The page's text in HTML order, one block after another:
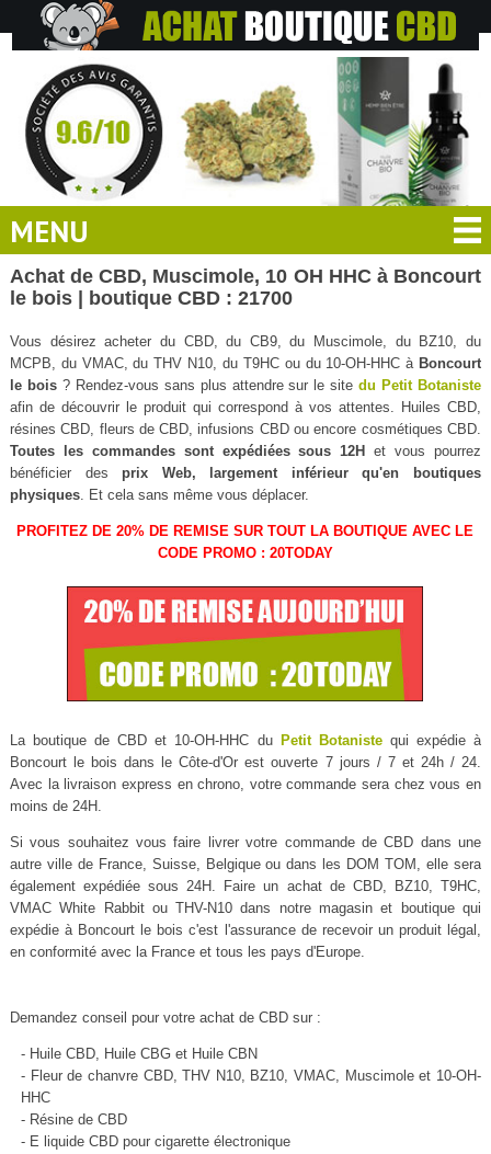
MENU
Achat de CBD, Muscimole, 10 OH HHC à Boncourt
le bois | boutique CBD : 21700
Vous désirez acheter du CBD, du CB9, du Muscimole, du BZ10, du
MCPB, du VMAC, du THV N10, du T9HC ou du 10-OH-HHC à Boncourt
le bois? Rendez-vous sans plus attendre sur le sitedu Petit Botaniste
afin de découvrir le produit qui correspond à vos attentes. Huiles CBD,
résines CBD, fleurs de CBD, infusions CBD ou encore cosmétiques CBD.
Toutes les commandes sont expédiées sous 12H
et vous pourrez
bénéficier des prix Web, largement inférieur qu'en boutiques
physiques. Et cela sans même vous déplacer.
PROFITEZ DE 20% DE REMISE SUR TOUT LA BOUTIQUE AVEC LE
CODE PROMO : 20TODAY
La boutique de CBD et 10-OH-HHC du Petit Botanistequi expédie à
Boncourt le bois dans le Côte-d'Or est ouverte 7 jours / 7 et 24h / 24.
Avec la livraison express en chrono, votre commande sera chez vous en
moins de 24H.
Si vous souhaitez vous faire livrer votre commande de CBD dans une
autre ville de France, Suisse, Belgique ou dans les DOM TOM, elle sera
également expédiée sous 24H. Faire un achat de CBD, BZ10, T9HC,
VMAC White Rabbit ou THV-N10 dans notre magasin et boutique qui
expédie à Boncourt le bois c'est l'assurance de recevoir un produit légal,
en conformité avec la France et tous les pays d'Europe.
Demandez conseil pour votre achat de CBD sur :
- Huile CBD, Huile CBG et Huile CBN
- Fleur de chanvre CBD, THV N10, BZ10, VMAC, Muscimole et 10-OH-
HHC
- Résine de CBD
- E liquide CBD pour cigarette électronique